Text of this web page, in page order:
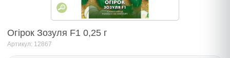
Огірок Зозуля F1 0,25 г
Артикул: 12867